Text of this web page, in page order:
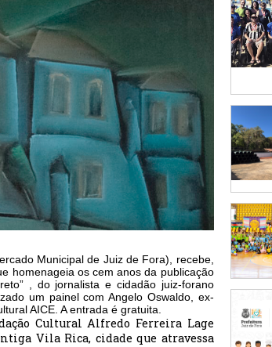
Municipal de Juiz de Fora), recebe,
homenageia os cem anos da publicação
, do jornalista e cidadão juiz-forano
um painel com Angelo Oswaldo, ex-
AICE. A entrada é gratuita.
Cultural Alfredo Ferreira Lage
Vila Rica, cidade que atravessa